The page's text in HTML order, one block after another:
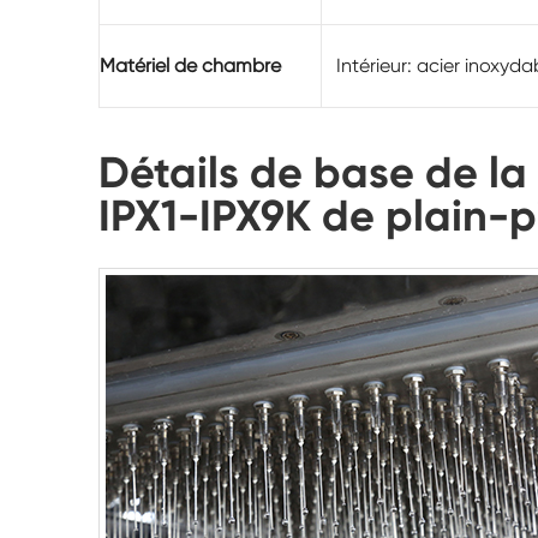
Matériel de chambre Intérieur: acier
Détails de base de
IPX1-IPX9K de plain-